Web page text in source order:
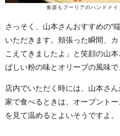
食器もプーリアのハンドメ
さっそく、山本さんおすすめの“
いただきます。頬張った瞬間、
こえてきましたよ」と笑顔の山
ばしい粉の味とオリーブの風味で
店内でいただく時には、山本さ
家で食べるときは、オーブント
を見て温めるとよいそうですよ。